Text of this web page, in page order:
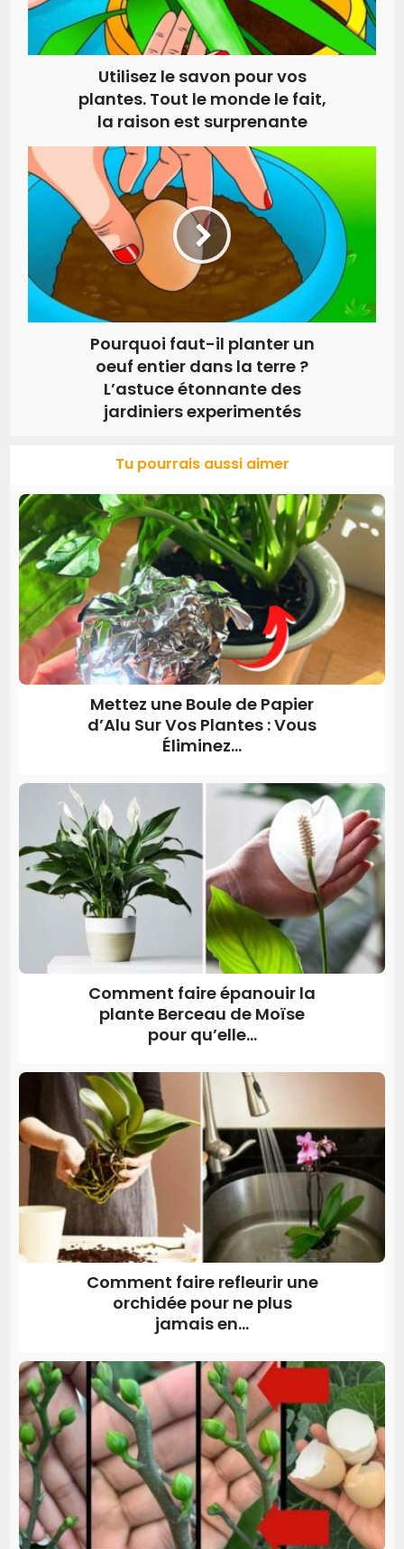
Utilisez le savon pour vos
plantes. Tout le monde le fait,
la raison est surprenante
Pourquoi faut-il planter un
oeuf entier dans la terre ?
L’astuce étonnante des
jardiniers experimentés
Tu pourrais aussi aimer
Mettez une Boule de Papier
d’Alu Sur Vos Plantes : Vous
Éliminez...
Comment faire épanouir la
plante Berceau de Moïse
pour qu’elle...
Comment faire refleurir une
orchidée pour ne plus
jamais en...